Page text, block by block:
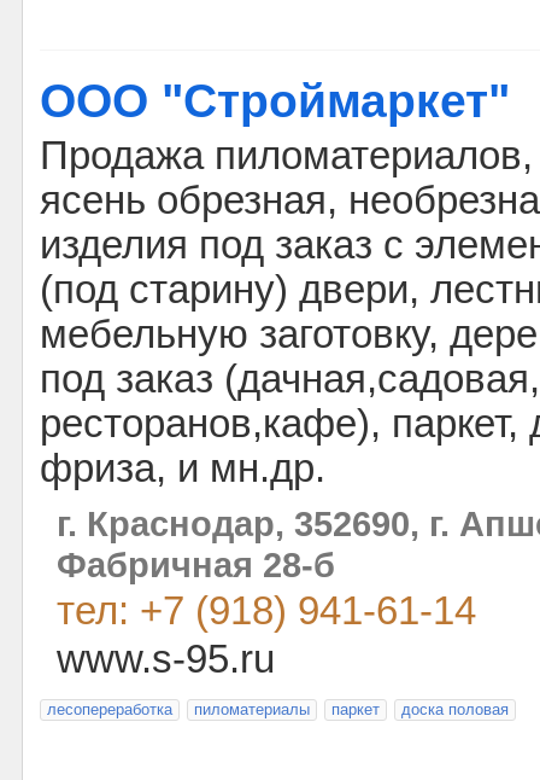
ООО "Строймаркет"
Продажа пиломатериалов,
ясень обрезная,
изделия под заказ с
(под старину) двери,
мебельную заготовку,
под заказ
ресторанов,кафе), паркет,
фриза, и мн.др.
г. Краснодар, 352690, г.
Фабричная 28-б
тел: +7 (918) 941-61-14
www.s-95.ru
лесопереработка пиломатериалы паркет доска половая